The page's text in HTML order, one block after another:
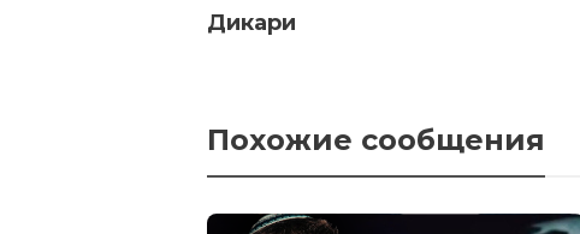
Дикари
Похожие сообщения